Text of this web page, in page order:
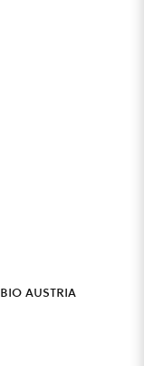
bio austria